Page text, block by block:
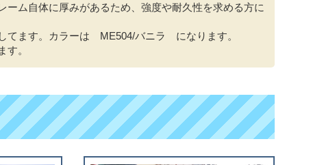
ーム自体に厚みがあるため、強度や耐久性を求める方に
てます。カラーは ME504/バニラ になります。
す。